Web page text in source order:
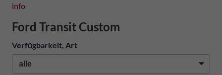
info
Ford Transit Custom
Verfügbarkeit, Art